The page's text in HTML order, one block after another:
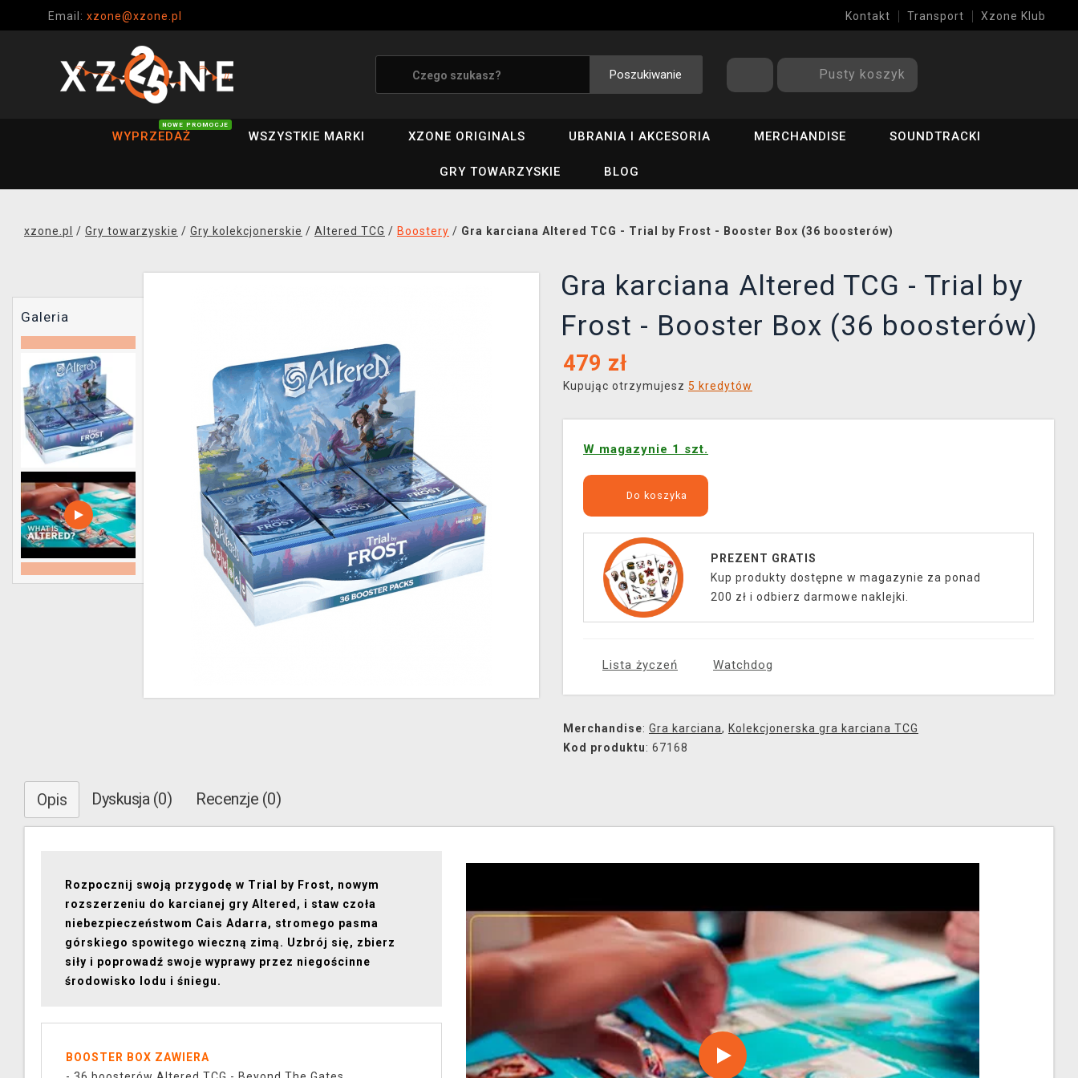
Email: xzone@xzone.pl Kontakt Transport Xzone Klub
Poszukiwanie Pusty koszyk
WYPRZEDAŻ
NOWE PROMOCJE
WSZYSTKIE MARKI XZONE ORIGINALS UBRANIA I AKCESORIA MERCHANDISE SOUNDTRACKI
GRY TOWARZYSKIE BLOG
xzone.pl / Gry towarzyskie / Gry kolekcjonerskie / Altered TCG / Boostery / Gra karciana Altered TCG - Trial by Frost - Booster Box (36 boosterów)
Galeria
Gra karciana Altered TCG - Trial by
Frost - Booster Box (36 boosterów)
479 zł
Kupując otrzymujesz 5 kredytów
W magazynie 1 szt.
Do koszyka
PREZENT GRATIS
Kup produkty dostępne w magazynie za ponad
200 zł i odbierz darmowe naklejki.
Lista życzeń Watchdog
Merchandise: Gra karciana, Kolekcjonerska gra karciana TCG
Kod produktu: 67168
Opis Dyskusja (0) Recenzje (0)
Rozpocznij swoją przygodę w Trial by Frost, nowym
rozszerzeniu do karcianej gry Altered, i staw czoła
niebezpieczeństwom Cais Adarra, stromego pasma
górskiego spowitego wieczną zimą. Uzbrój się, zbierz
siły i poprowadź swoje wyprawy przez niegościnne
środowisko lodu i śniegu.
BOOSTER BOX ZAWIERA